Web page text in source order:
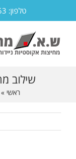
טלפון: 03-5535153
שילוב
ראשי
פתח סרגל נגישות